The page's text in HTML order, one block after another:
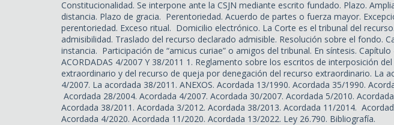
Constitucionalidad. Se interpone ante la CSJN mediante escrito fundado. Plazo.
distancia. Plazo de gracia. Perentoriedad. Acuerdo de partes o fuerza mayor.
perentoriedad. Exceso ritual. Domicilio electrónico. La Corte es el tribunal del
admisibilidad. Traslado del recurso declarado admisible. Resolución sobre el fondo.
instancia. Participación de “amicus curiae” o amigos del tribunal. En síntesis. Capítulo
ACORDADAS 4/2007 Y 38/2011 1. Reglamento sobre los escritos de interposición
extraordinario y del recurso de queja por denegación del recurso extraordinario. La
4/2007. La acordada 38/2011. ANEXOS. Acordada 13/1990. Acordada 35/1990.
Acordada 28/2004. Acordada 4/2007. Acordada 30/2007. Acordada 5/2010.
Acordada 38/2011. Acordada 3/2012. Acordada 38/2013. Acordada 11/2014.
Acordada 4/2020. Acordada 11/2020. Acordada 13/2022. Ley 26.790. Bibliografía.